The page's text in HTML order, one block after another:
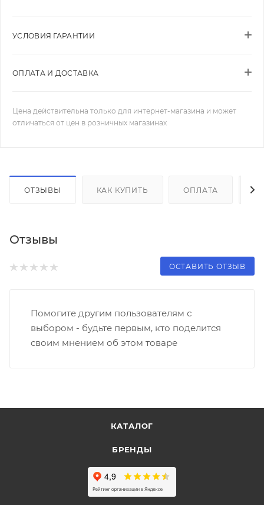
УСЛОВИЯ ГАРАНТИИ
ОПЛАТА И ДОСТАВКА
Цена действительна только для интернет-магазина и может
отличаться от цен в розничных магазинах
ОТЗЫВЫ КАК КУПИТЬ ОПЛАТА
Отзывы
ОСТАВИТЬ ОТЗЫВ
Помогите другим пользователям с
выбором - будьте первым, кто поделится
своим мнением об этом товаре
КАТАЛОГ
БРЕНДЫ